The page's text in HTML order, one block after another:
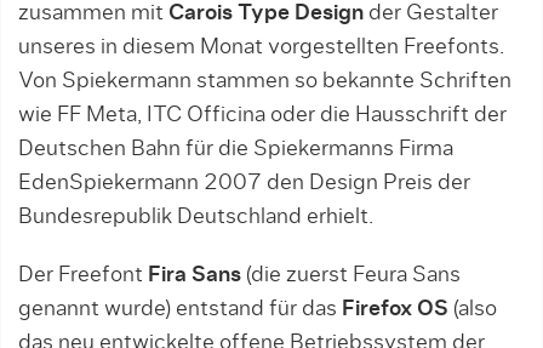
zusammen mit Carois Type Design der Gestalter
unseres in diesem Monat vorgestellten Freefonts.
Von Spiekermann stammen so bekannte Schriften
wie FF Meta, ITC Officina oder die Hausschrift der
Deutschen Bahn für die Spiekermanns Firma
EdenSpiekermann 2007 den Design Preis der
Bundesrepublik Deutschland erhielt.
Der Freefont Fira Sans (die zuerst Feura Sans
genannt wurde) entstand für das Firefox OS (also
das neu entwickelte offene Betriebssystem der